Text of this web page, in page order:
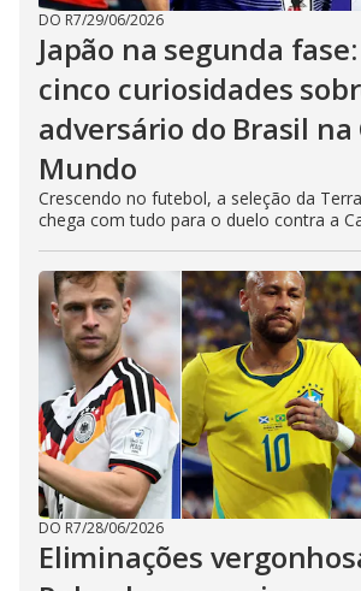
DO R7/29/06/2026
Japão na segunda
cinco curiosidades
adversário do Brasil na
Mundo
Crescendo no futebol, a seleção da
chega com tudo para o duelo contra a
DO R7/28/06/2026
Eliminações